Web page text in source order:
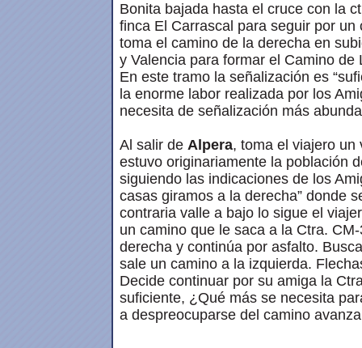
Bonita bajada hasta el cruce con la
finca El Carrascal para seguir por
toma el camino de la derecha en
y Valencia para formar el Camino de
En este tramo la señalización es
la enorme labor realizada por los
necesita de señalización más
Al salir de Alpera, toma el viajero un
estuvo originariamente la población
siguiendo las indicaciones de los
casas giramos a la derecha” donde
contraria valle a bajo lo sigue el
un camino que le saca a la Ctra.
derecha y continúa por asfalto.
sale un camino a la izquierda.
Decide continuar por su amiga la
suficiente, ¿Qué más se necesita
a despreocuparse del camino